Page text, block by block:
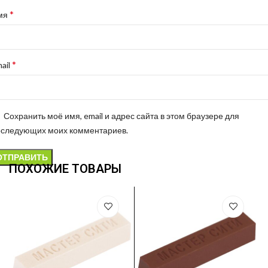
*
*
Сохранить моё имя, email и адрес сайта в этом браузере для
моих комментариев.
ПОХОЖИЕ ТОВАРЫ